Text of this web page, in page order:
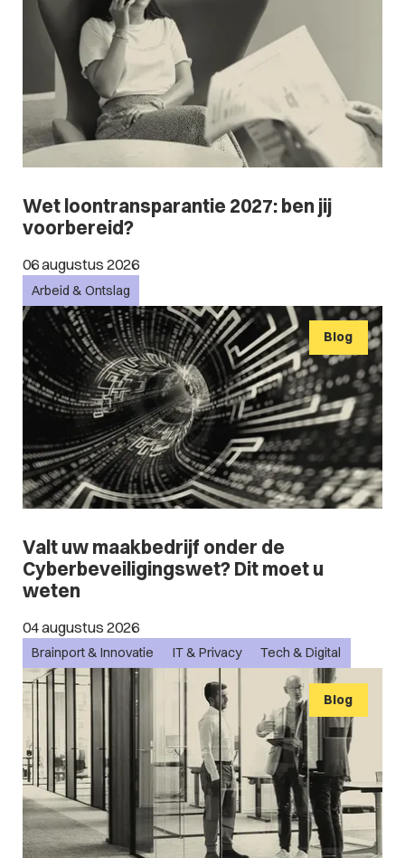
Wet loontransparantie 2027: ben jij
voorbereid?
06 augustus 2026
Arbeid & Ontslag
Valt uw maakbedrijf onder de
Cyberbeveiligingswet? Dit moet u
weten
04 augustus 2026
Brainport & Innovatie IT & Privacy Tech & Digital
Blog
Blog